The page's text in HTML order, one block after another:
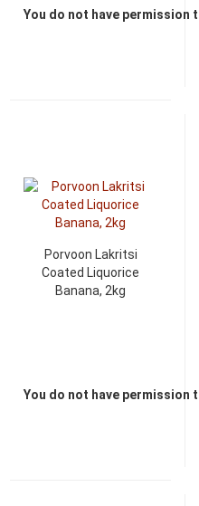
to view the prices
You do not have permission
to view the prices
Porvoon Lakritsi
Coated Liquorice
Banana, 2kg
You do not have permission